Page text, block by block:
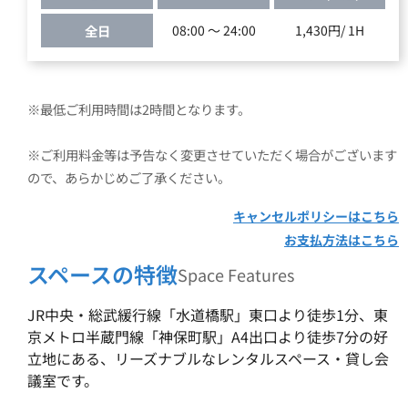
全日
08:00 ～ 24:00 1,430円/ 1H
※ご利用料金等は予告なく変更させていただく場合がございます
ので、あらかじめご了承ください。
キャンセルポリシーはこちら
お支払方法はこちら
スペースの特徴Space Features
JR中央・総武緩行線「水道橋駅」東口より徒歩1分、東
京メトロ半蔵門線「神保町駅」A4出口より徒歩7分の好
立地にある、リーズナブルなレンタルスペース・貸し会
議室です。